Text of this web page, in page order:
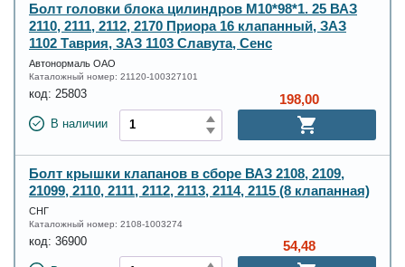
Болт головки блока цилиндров М10*98*1. 25 ВАЗ
2110, 2111, 2112, 2170 Приора 16 клапанный, ЗАЗ
1102 Таврия, ЗАЗ 1103 Славута, Сенс
Автонормаль ОАО
Каталожный номер: 21120-100327101
код: 25803
В наличии
198,00
Болт крышки клапанов в сборе ВАЗ 2108, 2109,
21099, 2110, 2111, 2112, 2113, 2114, 2115 (8 клапанная)
СНГ
Каталожный номер: 2108-1003274
код: 36900 54,48